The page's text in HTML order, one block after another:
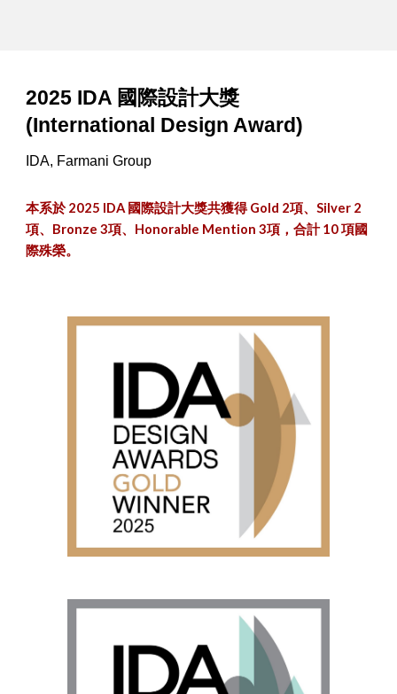
2025 IDA 國際設計大獎
(International Design Award)
IDA, Farmani Group
本系於 2025 IDA 國際設計大獎共獲得 Gold 2項、Silver 2
項、Bronze 3項、Honorable Mention 3項，合計 10 項國
際殊榮。